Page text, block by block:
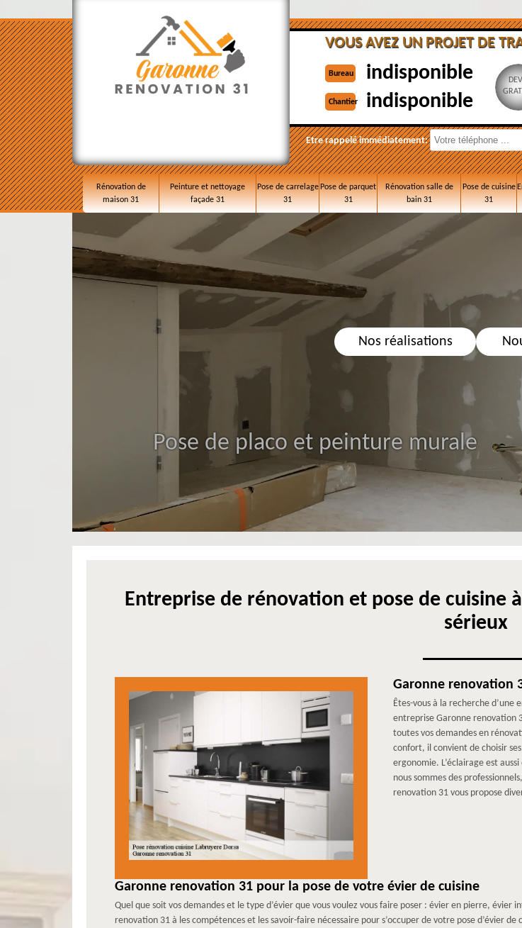
VOUS AVEZ UN PROJET DE
Bureau indisponible
Chantier indisponible
Etre rappelé immédiatement:
Rénovation de
maison 31
Peinture et nettoyage
façade 31
Pose de carrelage
31
Pose de parquet
31
Rénovation salle de
bain 31
Pose de cuisine
31
Nos réalisations
Pose de placo et peinture murale
Entreprise de rénovation et pose de cuisine
sérieux
Garonne renovation
Êtes-vous à la recherche
entreprise Garonne renovation
toutes vos demandes en
confort, il convient de choisir
ergonomie. L’éclairage est
nous sommes des
renovation 31 vous propose
Garonne renovation 31 pour la pose de votre évier de cuisine
Quel que soit vos demandes et le type d’évier que vous voulez vous faire poser : évier en pierre,
renovation 31 à les compétences et les savoir-faire nécessaire pour s’occuper de votre pose d’évier